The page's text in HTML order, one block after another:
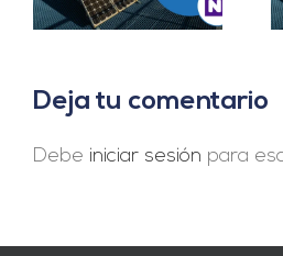
Deja tu comentario
Debe iniciar sesión para